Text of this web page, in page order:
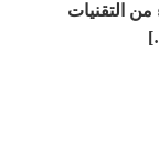
من التقنيات